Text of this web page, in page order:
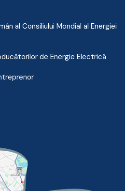
al Consiliului Mondial al Energiei
de Energie Electrică